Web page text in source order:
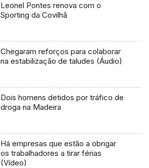
Leonel Pontes renova com o
Sporting da Covilhã
Chegaram reforços para colaborar
na estabilização de taludes (Áudio)
Dois homens detidos por tráfico de
droga na Madeira
Há empresas que estão a obrigar
os trabalhadores a tirar férias
(Vídeo)